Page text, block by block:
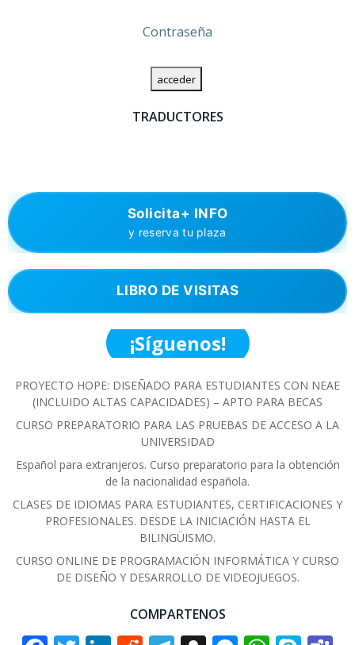
Contraseña
TRADUCTORES
Solicita+ INFO
y reserva tu plaza
LIBRO DE VISITAS
¡Síguenos!
PROYECTO HOPE: DISEÑADO PARA ESTUDIANTES CON NEAE
(INCLUIDO ALTAS CAPACIDADES) – APTO PARA BECAS
CURSO PREPARATORIO PARA LAS PRUEBAS DE ACCESO A LA
UNIVERSIDAD
Español para extranjeros. Curso preparatorio para la obtención
de la nacionalidad española.
CLASES DE IDIOMAS PARA ESTUDIANTES, CERTIFICACIONES Y
PROFESIONALES. DESDE LA INICIACIÓN HASTA EL
BILINGÜISMO.
CURSO ONLINE DE PROGRAMACIÓN INFORMÁTICA Y CURSO
DE DISEÑO Y DESARROLLO DE VIDEOJUEGOS.
COMPARTENOS